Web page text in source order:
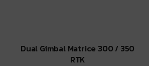
Dual Gimbal Matrice 300 / 350
RTK